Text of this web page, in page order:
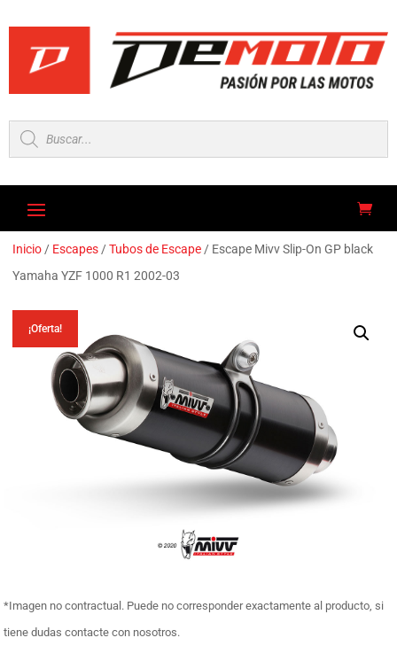
Búsqueda
de
productos
Inicio / Escapes /Tubos de Escape / Escape Mivv Slip-On GP black
Yamaha YZF 1000 R1 2002-03
¡Oferta!
*Imagen no contractual. Puede no corresponder exactamente al producto, si
tiene dudas contacte con nosotros.